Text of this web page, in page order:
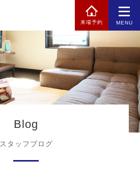
来場予約 MENU
Blog
スタッフブログ